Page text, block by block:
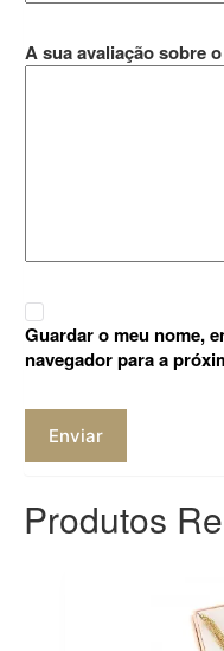
A sua avaliação sobre
Guardar o meu nome,
navegador para a
Enviar
Produtos